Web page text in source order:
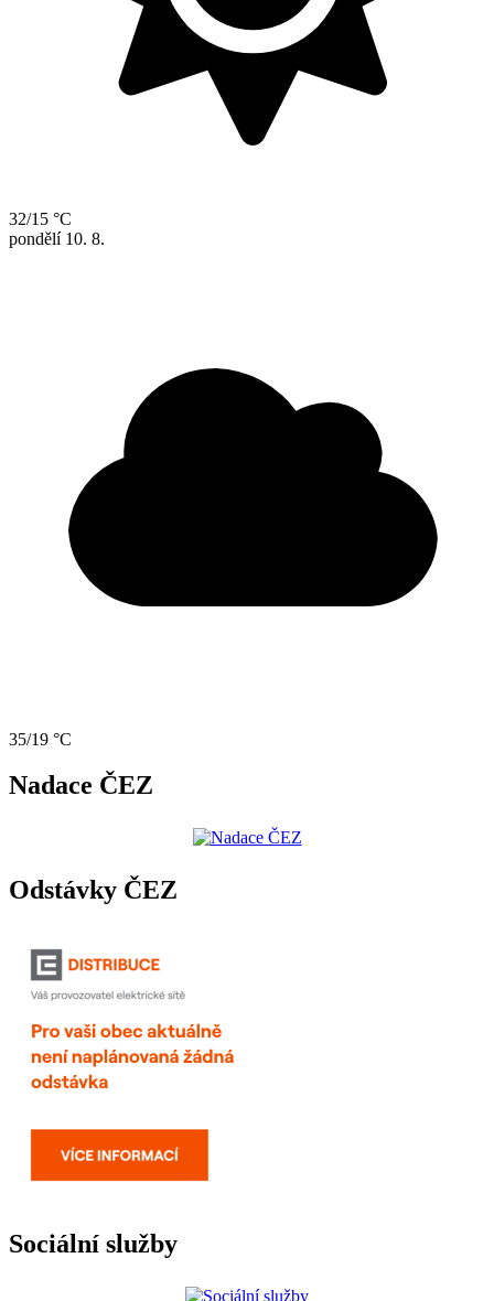
32/15 °C
pondělí 10. 8.
35/19 °C
Nadace ČEZ
Odstávky ČEZ
Sociální služby